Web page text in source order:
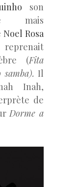
son
mais
Noel Rosa
(Fita
Il
Inah,
de
Dorme a